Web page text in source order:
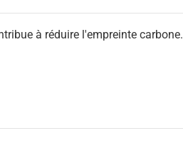
à réduire l'empreinte carbone.